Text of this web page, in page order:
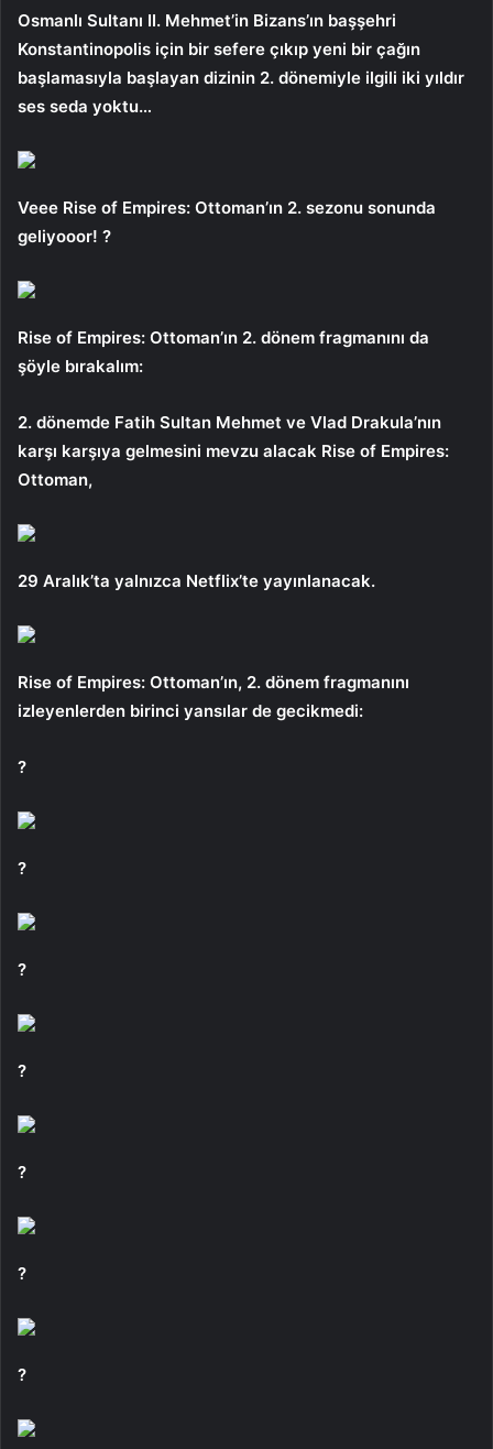
Osmanlı Sultanı II. Mehmet’in Bizans’ın başşehri
Konstantinopolis için bir sefere çıkıp yeni bir çağın
başlamasıyla başlayan dizinin 2. dönemiyle ilgili iki yıldır
ses seda yoktu…
Veee Rise of Empires: Ottoman’ın 2. sezonu sonunda
geliyooor! ?
Rise of Empires: Ottoman’ın 2. dönem fragmanını da
şöyle bırakalım:
2. dönemde Fatih Sultan Mehmet ve Vlad Drakula’nın
karşı karşıya gelmesini mevzu alacak Rise of Empires:
Ottoman,
29 Aralık’ta yalnızca Netflix’te yayınlanacak.
Rise of Empires: Ottoman’ın, 2. dönem fragmanını
izleyenlerden birinci yansılar de gecikmedi:
?
?
?
?
?
?
?